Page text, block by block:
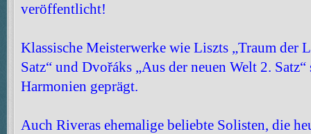
veröffentlicht!
Klassische Meisterwerke wie Liszts „Traum der
Satz“ und Dvořáks „Aus der neuen Welt 2.
Harmonien geprägt.
Auch Riveras ehemalige beliebte Solisten, die